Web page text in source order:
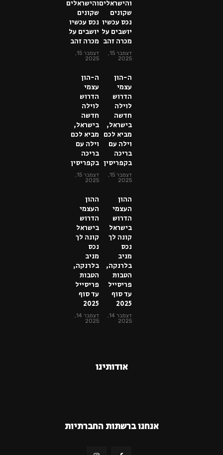
והישראלים
שקונים
נכס עכשיו
יושבים על
מכרה זהב
דצמבר 15,
2025
ה-הון
עצמי
הדרוש
לוילה
חדשה
בישראל,
מביא לכם
וילה עם
בריכה
בקפריסין
דצמבר 15,
2025
ההון
העצמי
הדרוש
בישראל
קונה לך
נכס
מניב
בלרנקה,
הטבות
פריסייל
עד סוף
2025
דצמבר 14,
2025
והישראלים
שקונים
נכס עכשיו
יושבים על
מכרה זהב
דצמבר 15,
2025
ה-הון
עצמי
הדרוש
לוילה
חדשה
בישראל,
מביא לכם
וילה עם
בריכה
בקפריסין
דצמבר 15,
2025
ההון
העצמי
הדרוש
בישראל
קונה לך
נכס
מניב
בלרנקה,
הטבות
פריסייל
עד סוף
2025
דצמבר 14,
2025
אודותינו
אנחנו ברשתות החברתיות